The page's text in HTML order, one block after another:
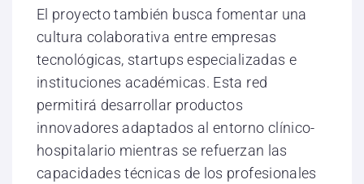
El proyecto también busca fomentar una
cultura colaborativa entre empresas
tecnológicas, startups especializadas e
instituciones académicas. Esta red
permitirá desarrollar productos
innovadores adaptados al entorno clínico-
hospitalario mientras se refuerzan las
capacidades técnicas de los profesionales